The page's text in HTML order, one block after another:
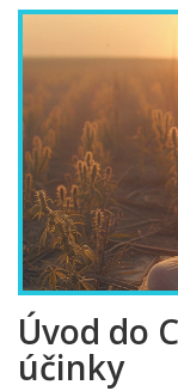
Úvod do
účinky